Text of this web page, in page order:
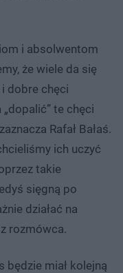
i absolwentom
że wiele da się
dobre chęci
te chęci
Rafał Bałaś.
ich uczyć
takie
sięgną po
działać na
rozmówca.
będzie miał kolejną